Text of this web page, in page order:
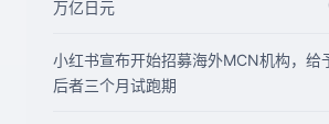
万亿日元
小红书宣布开始招募海外MCN机构，给
后者三个月试跑期